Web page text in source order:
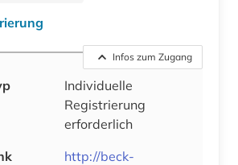
Infos zum Zugang
Individuelle
Registrierung
erforderlich
http://beck-